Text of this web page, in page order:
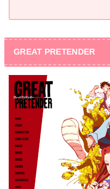
GREAT PRETENDER